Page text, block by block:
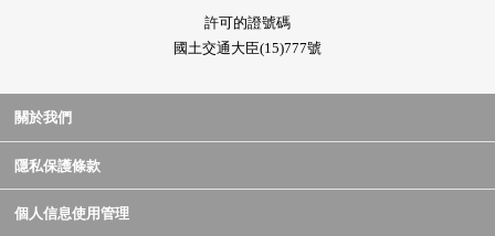
許可的證號碼
國土交通大臣(15)777號
關於我們
隱私保護條款
個人信息使用管理